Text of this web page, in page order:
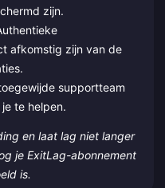
zijn.
afkomstig zijn van de
supportteam
te helpen.
en laat lag niet langer
je ExitLag-abonnement
is.